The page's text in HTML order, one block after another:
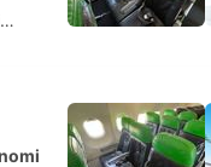
BDJ Banjarmasin Havalimanı, South Kalimantan